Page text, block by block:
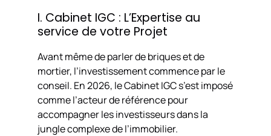
I. Cabinet IGC : L’Expertise au
service de votre Projet
Avant même de parler de briques et de
mortier, l’investissement commence par le
conseil. En 2026, le Cabinet IGC s’est imposé
comme l’acteur de référence pour
accompagner les investisseurs dans la
jungle complexe de l’immobilier.